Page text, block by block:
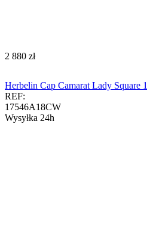
‍2 880‍ zł
Herbelin Cap Camarat Lady Square
REF:
17546A18CW
Wysyłka 24h